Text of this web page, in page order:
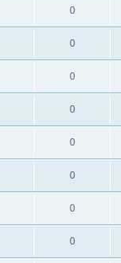
0
0
0
0
0
0
0
0